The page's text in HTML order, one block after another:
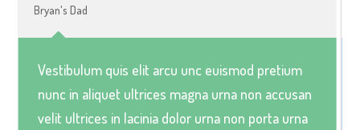
Bryan's Dad
Vestibulum quis elit arcu unc euismod pretium
nunc in aliquet ultrices magna urna non accusan
velit ultrices in lacinia dolor urna non porta urna